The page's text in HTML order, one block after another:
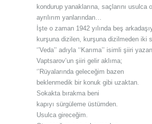
kondurup yanaklarına, saçlarını usulca
ayrılırım yanlarından…
İşte o zaman 1942 yılında beş
kurşuna dizilen, kurşuna dizilmeden iki
‘’Veda’’ adıyla ‘‘Karıma’’ isimli şiiri
Vaptsarov’un şiiri gelir aklıma;
‘’Rüyalarında geleceğim bazen
beklenmedik bir konuk gibi uzaktan.
Sokakta bırakma beni
kapıyı sürgüleme üstümden.
Usulca gireceğim.